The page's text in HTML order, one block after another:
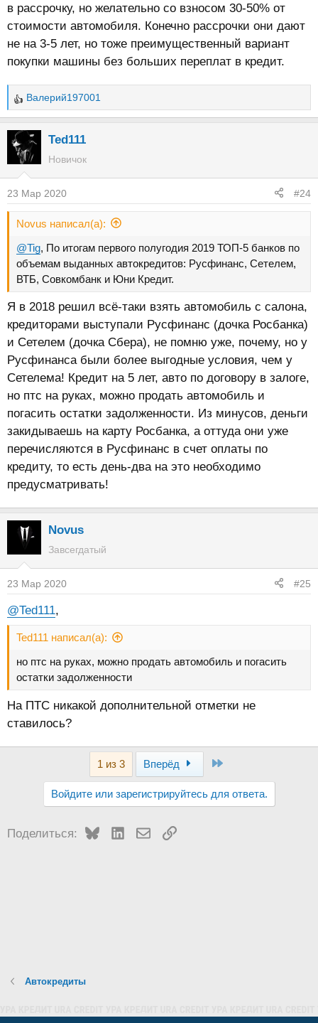
в рассрочку, но желательно со взносом 30-50% от
стоимости автомобиля. Конечно рассрочки они дают
не на 3-5 лет, но тоже преимущественный вариант
покупки машины без больших переплат в кредит.
Р
е
а
к
ц
и
и
:
Валерий197001
Ted111
Новичок
23 Мар 2020 #24
Novus написал(а):
@Tig, По итогам первого полугодия 2019 ТОП-5 банков по
объемам выданных автокредитов: Русфинанс, Сетелем,
ВТБ, Совкомбанк и Юни Кредит.
Я в 2018 решил всё-таки взять автомобиль с салона,
кредиторами выступали Русфинанс (дочка Росбанка)
и Сетелем (дочка Сбера), не помню уже, почему, но у
Русфинанса были более выгодные условия, чем у
Сетелема! Кредит на 5 лет, авто по договору в залоге,
но птс на руках, можно продать автомобиль и
погасить остатки задолженности. Из минусов, деньги
закидываешь на карту Росбанка, а оттуда они уже
перечисляются в Русфинанс в счет оплаты по
кредиту, то есть день-два на это необходимо
предусматривать!
Novus
Завсегдатый
23 Мар 2020 #25
@Ted111,
Ted111 написал(а):
но птс на руках, можно продать автомобиль и погасить
остатки задолженности
На ПТС никакой дополнительной отметки не
ставилось?
1 из 3 Вперёд
Войдите или зарегистрируйтесь для ответа.
Поделиться: BlueskyLinkedInЭлектронная почта
Ссылка
Автокредиты